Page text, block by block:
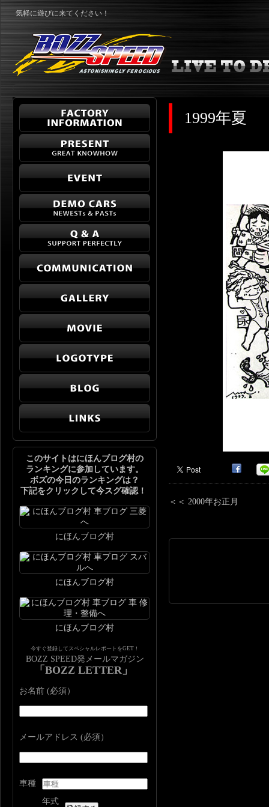
気軽に遊びに来てください！
1999年夏
＜＜ 2000年お正月
このサイトはにほんブログ村の
ランキングに参加しています。
ボズの今日のランキングは？
下記をクリックして今スグ確認！
にほんブログ村
にほんブログ村
にほんブログ村
今すぐ登録してスペシャルレポートをGET！
BOZZ SPEED発メールマガジン
「BOZZ LETTER」
お名前 (必須）
メールアドレス (必須）
車種
年式